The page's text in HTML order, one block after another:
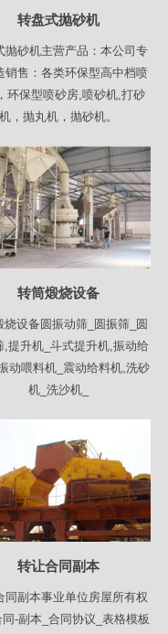
转盘式抛砂机
抛砂机主营产品：本公司专
销售：各类环保型高中档喷
环保型喷砂房,喷砂机,打砂
机，抛丸机，抛砂机。
转筒煅烧设备
烧设备圆振动筛_圆振筛_圆
,提升机_斗式提升机,振动给
动喂料机_震动给料机,洗砂
机_洗沙机_
转让合同副本
同副本事业单位房屋所有权
同-副本_合同协议_表格模板